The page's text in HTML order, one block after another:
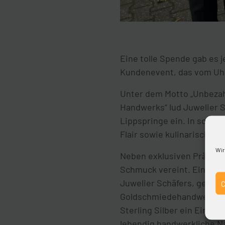
Eine tolle Spende gab es
Kundenevent, das vom
Unter dem Motto
Handwerks“ lud Juwelier
Lippspringe ein. In
Flair sowie kulinarische
Neben exklusiven
Schmuck vereint. Einen
Juwelier Schäfers,
Goldschmiedehandwerk.
Sterling Silber ein